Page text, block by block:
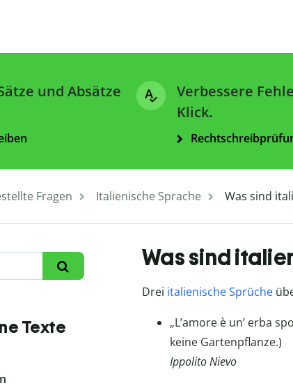
und Absätze
Verbessere
Klick.
Fragen Italienische Sprache Was sind
Texte
Was sind
Drei italienische Sprüche
„L’amore è un’ erba
keine Gartenpflanze.)
Ippolito Nievo